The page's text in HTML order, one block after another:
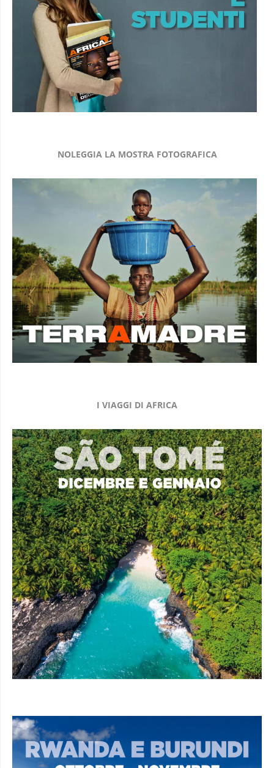
NOLEGGIA LA MOSTRA FOTOGRAFICA
I VIAGGI DI AFRICA